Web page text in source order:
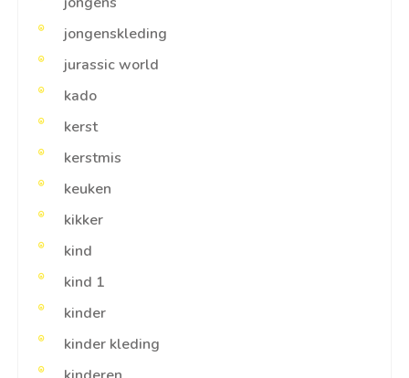
jongenskleding
jurassic world
kado
kerst
kerstmis
keuken
kikker
kind
kind 1
kinder
kinder kleding